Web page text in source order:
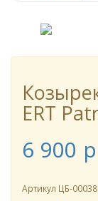
ERT
6 900 p
Артикул ЦБ-